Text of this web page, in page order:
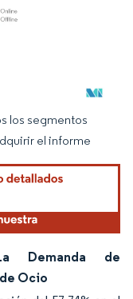
según CC BY 4.0.
los segmentos
el informe
Demanda de
Ocio